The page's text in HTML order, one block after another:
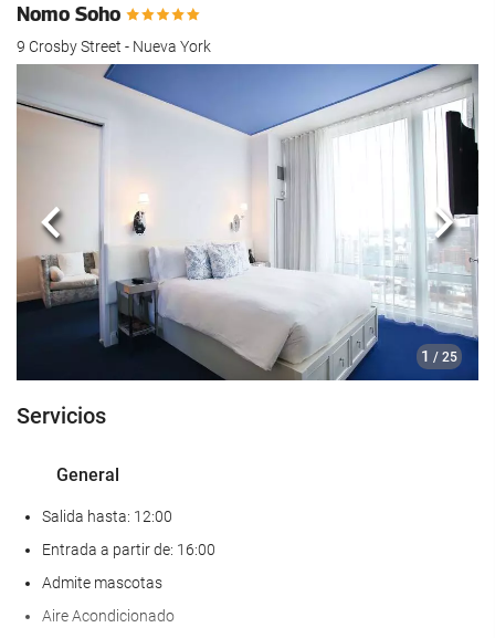
Nomo Soho
9 Crosby Street - Nueva York
1 / 25
Anterior
Servicios
General
Salida hasta: 12:00
Entrada a partir de: 16:00
Admite mascotas
Aire Acondicionado